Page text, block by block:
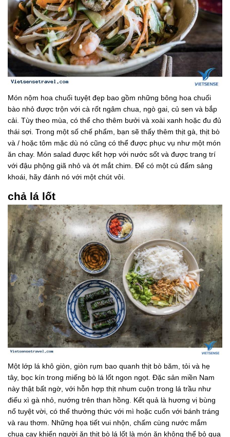
Món nộm hoa chuối tuyệt đẹp bao gồm những bông hoa chuối
bào nhỏ được trộn với cà rốt ngâm chua, ngò gai, củ sen và bắp
cải. Tùy theo mùa, có thể cho thêm bưởi và xoài xanh hoặc đu đủ
thái sợi. Trong một số chế phẩm, bạn sẽ thấy thêm thịt gà, thịt bò
và / hoặc tôm mặc dù nó cũng có thể được phục vụ như một món
ăn chay. Món salad được kết hợp với nước sốt và được trang trí
với đậu phộng giã nhỏ và ớt mắt chim. Để có một cú đấm sảng
khoái, hãy đánh nó với một chút vôi.
chả lá lốt
Một lớp lá khô giòn, giòn rụm bao quanh thịt bò băm, tỏi và hẹ
tây, bọc kín trong miếng bò lá lốt ngon ngọt. Đặc sản miền Nam
này thật bất ngờ, với hỗn hợp thịt nhum cuộn trong lá trầu như
điếu xì gà nhỏ, nướng trên than hồng. Kết quả là hương vị bùng
nổ tuyệt vời, có thể thưởng thức với mì hoặc cuốn với bánh tráng
và rau thơm. Những họa tiết vui nhộn, chấm cùng nước mắm
chua cay khiến người ăn thịt bò lá lốt là món ăn không thể bỏ qua